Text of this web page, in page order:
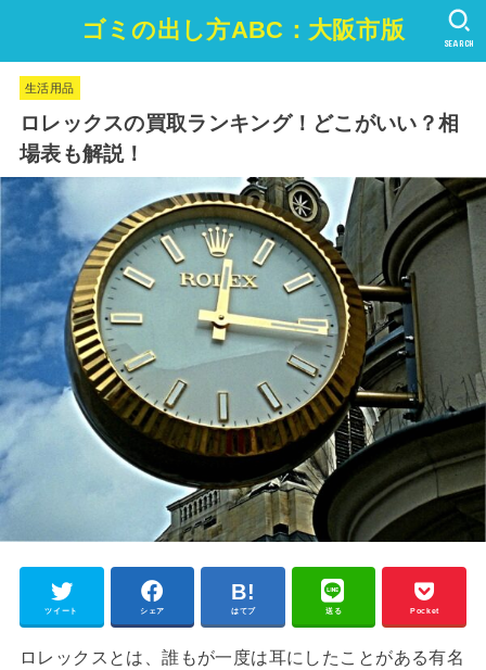
ゴミの出し方ABC：大阪市版 SEARCH
生活用品
ロレックスの買取ランキング！どこがいい？相
場表も解説！
ツイート シェア はてブ 送る Pocket
ロレックスとは、誰もが一度は耳にしたことがある有名